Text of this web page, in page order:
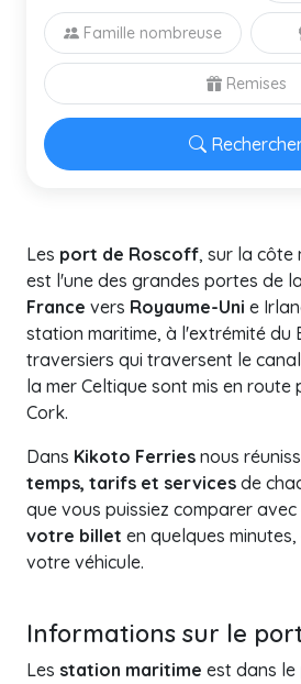
Famille nombreuse
Remises
Les port de Roscoff, sur la côte
est l'une des grandes portes de
France vers Royaume-Uni e
station maritime, à l'extrémité du
traversiers qui traversent le
la mer Celtique sont mis en
Cork.
Dans Kikoto Ferries nous
temps, tarifs et services de
que vous puissiez comparer
votre billet en quelques
votre véhicule.
−
Informations sur le
Les station maritime est dans le